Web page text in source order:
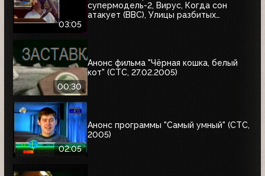
03:05
супермодель-2, Вирус, Когда сон
атакует (BBC), Улицы разбитых
00:30
Анонс фильма "Чёрная кошка, белый
кот" (СТС, 27.02.2005)
02:05
Анонс программы "Самый умный" (СТС,
2005)